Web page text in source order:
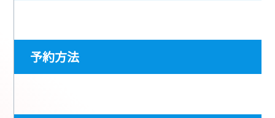
予約方法